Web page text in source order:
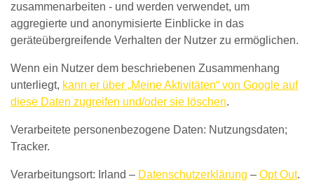
zusammenarbeiten - und werden verwendet, um
aggregierte und anonymisierte Einblicke in das
geräteübergreifende Verhalten der Nutzer zu ermöglichen.
Wenn ein Nutzer dem beschriebenen Zusammenhang
unterliegt, kann er über „Meine Aktivitäten“ von Google auf
diese Daten zugreifen und/oder sie löschen.
Verarbeitete personenbezogene Daten: Nutzungsdaten;
Tracker.
Verarbeitungsort: Irland – Datenschutzerklärung – Opt Out.